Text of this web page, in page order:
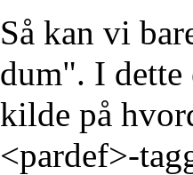
Så kan vi
dum". I dette
kilde på
<pardef>-